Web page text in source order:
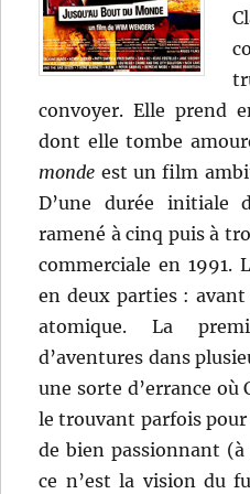
convoyer. Elle prend
dont elle tombe
monde est un film
D’une durée initiale
ramené à cinq puis à
commerciale en 1991.
en deux parties :
atomique. La
d’aventures dans
une sorte d’errance où
le trouvant parfois
de bien passionnant
ce n’est la vision du